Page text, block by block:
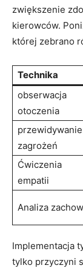
⁤zwiększenie
kierowców.
której zebrano
Technika
obserwacja
otoczenia
przewidywanie
zagrożeń
Ćwiczenia
empatii
Analiza‌
Implementacja
tylko przyczyni